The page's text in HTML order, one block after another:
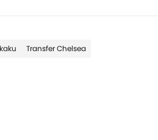
Transfer Chelsea